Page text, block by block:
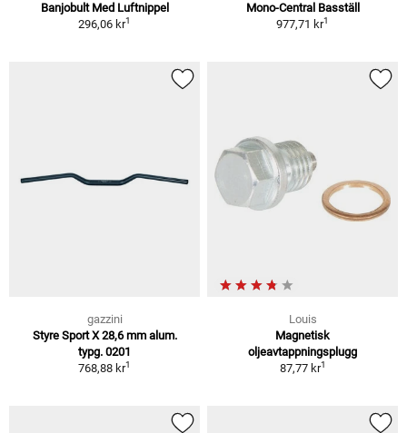
Banjobult Med Luftnippel
296,06 kr1
Mono-Central Basställ
977,71 kr1
gazzini
Styre Sport X 28,6 mm alum.
typg. 0201
768,88 kr1
Louis
Magnetisk
oljeavtappningsplugg
87,77 kr1